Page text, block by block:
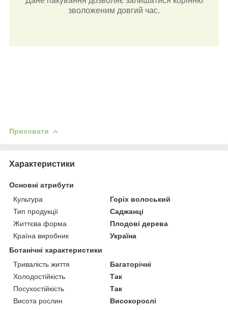
зволоженим довгий час.
Приховати
Характеристики
Основні атрибути
Культура
Горіх волоський
Тип продукції
Саджанці
Життєва форма
Плодові дерева
Країна виробник
Україна
Ботанічні характеристики
Тривалість життя
Багаторічні
Холодостійкість
Так
Посухостійкість
Так
Висота рослин
Високорослі